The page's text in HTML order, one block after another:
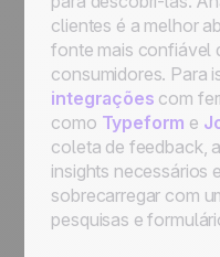
clientes é a melhor
fonte mais confiável
consumidores. Para
integrações com
como Typeform e
coleta de feedback,
insights necessários
sobrecarregar com
pesquisas e